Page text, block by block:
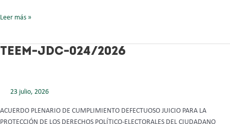
Leer más »
TEEM-JDC-024/2026
23 julio, 2026
ACUERDO PLENARIO DE CUMPLIMIENTO DEFECTUOSO JUICIO PARA LA
PROTECCIÓN DE LOS DERECHOS POLÍTICO-ELECTORALES DEL CIUDADANO
TEEM-